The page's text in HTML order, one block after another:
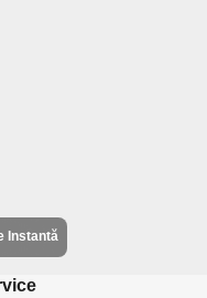
Instantă